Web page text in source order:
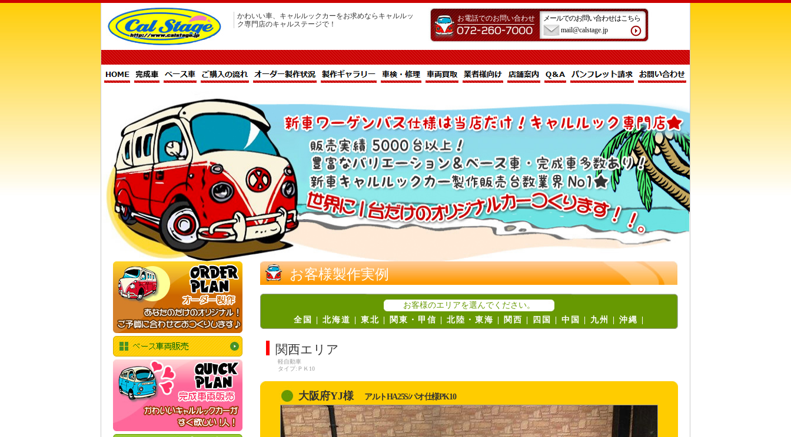
かわいい車、キャルルックカーをお求めならキャルルッ
ク専門店のキャルステージで！
お電話でのお問い合わせ
メールでのお問い合わせはこちら
mail@calstage.jp
お客様製作実例
お客様のエリアを選んでください。
全国
北海道 東北 関東・甲信 北陸・東海 関西 四国 中国 九州 沖縄
関西エリア
軽自動車
タイプ:ＰＫ10
大阪府YJ様 アルトHA25S/パオ仕様PK10